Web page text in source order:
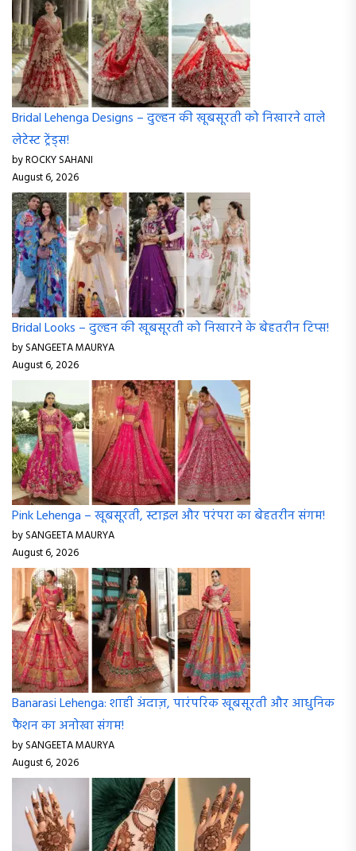
Bridal Lehenga Designs – दुल्हन की खूबसूरती को निखारने वाले
लेटेस्ट ट्रेंड्स!
by ROCKY SAHANI
August 6, 2026
Bridal Looks – दुल्हन की खूबसूरती को निखारने के बेहतरीन टिप्स!
by SANGEETA MAURYA
August 6, 2026
Pink Lehenga – खूबसूरती, स्टाइल और परंपरा का बेहतरीन संगम!
by SANGEETA MAURYA
August 6, 2026
Banarasi Lehenga: शाही अंदाज़, पारंपरिक खूबसूरती और आधुनिक
फैशन का अनोखा संगम!
by SANGEETA MAURYA
August 6, 2026